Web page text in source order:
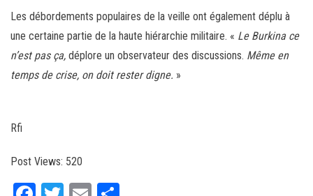
Les débordements populaires de la veille ont également déplu à
une certaine partie de la haute hiérarchie militaire. « Le Burkina ce
n’est pas ça, déplore un observateur des discussions. Même en
temps de crise, on doit rester digne. »
Rfi
Post Views: 520